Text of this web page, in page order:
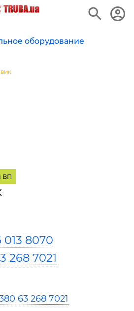
оборудование
ВП
013 8070
268 7021
63 268 7021